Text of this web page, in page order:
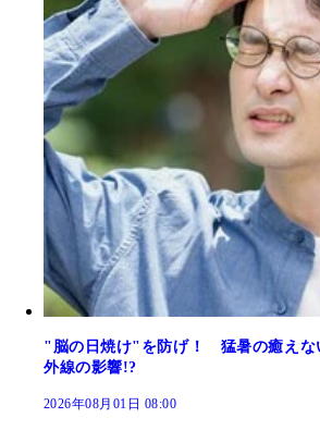
"脳の日焼け"を防げ！ 猛暑の癒えな
外線の影響!?
2026年08月01日 08:00